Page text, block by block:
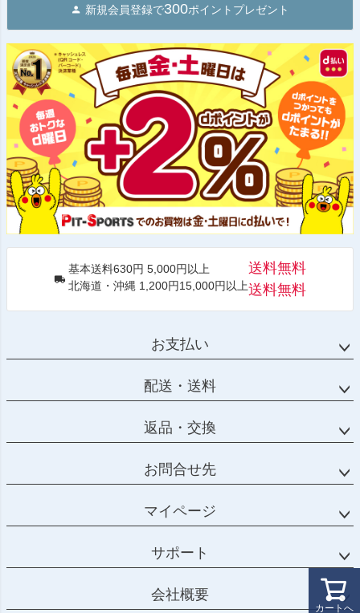
カートへ
新規会員登録で300ポイントプレゼント
基本送料630円 5,000円以上
北海道・沖縄 1,200円15,000円以上
送料無料
送料無料
お支払い
配送・送料
返品・交換
お問合せ先
マイページ
サポート
会社概要